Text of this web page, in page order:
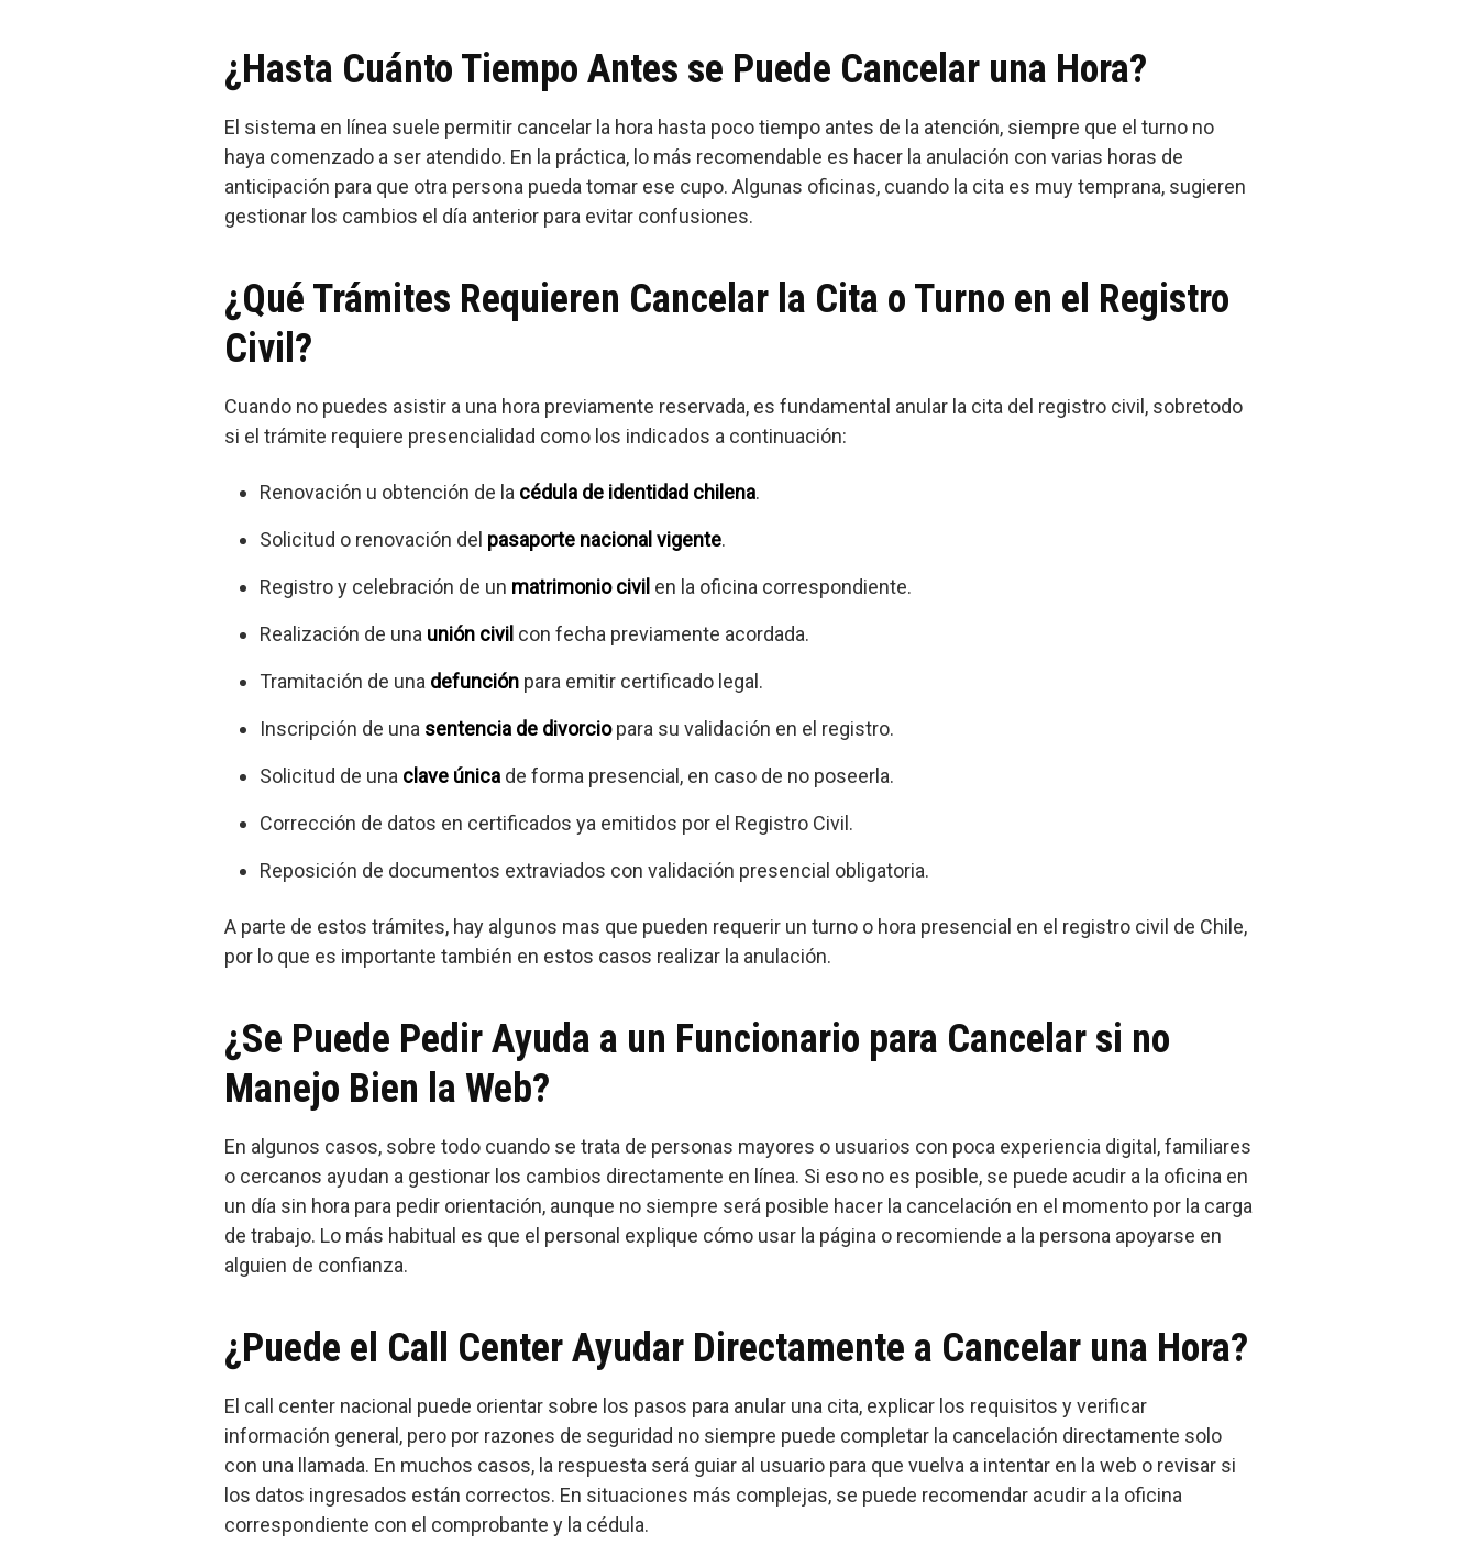
¿Hasta Cuánto Tiempo Antes se Puede Cancelar una Hora?
El sistema en línea suele permitir cancelar la hora hasta poco tiempo antes de la atención, siempre que el turno no
haya comenzado a ser atendido. En la práctica, lo más recomendable es hacer la anulación con varias horas de
anticipación para que otra persona pueda tomar ese cupo. Algunas oficinas, cuando la cita es muy temprana, sugieren
gestionar los cambios el día anterior para evitar confusiones.
¿Qué Trámites Requieren Cancelar la Cita o Turno en el Registro
Civil?
Cuando no puedes asistir a una hora previamente reservada, es fundamental anular la cita del registro civil, sobretodo
si el trámite requiere presencialidad como los indicados a continuación:
Renovación u obtención de la cédula de identidad chilena.
Solicitud o renovación del pasaporte nacional vigente.
Registro y celebración de un matrimonio civil en la oficina correspondiente.
Realización de una unión civil con fecha previamente acordada.
Tramitación de una defunción para emitir certificado legal.
Inscripción de una sentencia de divorciopara su validación en el registro.
Solicitud de una clave única de forma presencial, en caso de no poseerla.
Corrección de datos en certificados ya emitidos por el Registro Civil.
Reposición de documentos extraviados con validación presencial obligatoria.
A parte de estos trámites, hay algunos mas que pueden requerir un turno o hora presencial en el registro civil de Chile,
por lo que es importante también en estos casos realizar la anulación.
¿Se Puede Pedir Ayuda a un Funcionario para Cancelar si no
Manejo Bien la Web?
En algunos casos, sobre todo cuando se trata de personas mayores o usuarios con poca experiencia digital, familiares
o cercanos ayudan a gestionar los cambios directamente en línea. Si eso no es posible, se puede acudir a la oficina en
un día sin hora para pedir orientación, aunque no siempre será posible hacer la cancelación en el momento por la carga
de trabajo. Lo más habitual es que el personal explique cómo usar la página o recomiende a la persona apoyarse en
alguien de confianza.
¿Puede el Call Center Ayudar Directamente a Cancelar una Hora?
El call center nacional puede orientar sobre los pasos para anular una cita, explicar los requisitos y verificar
información general, pero por razones de seguridad no siempre puede completar la cancelación directamente solo
con una llamada. En muchos casos, la respuesta será guiar al usuario para que vuelva a intentar en la web o revisar si
los datos ingresados están correctos. En situaciones más complejas, se puede recomendar acudir a la oficina
correspondiente con el comprobante y la cédula.